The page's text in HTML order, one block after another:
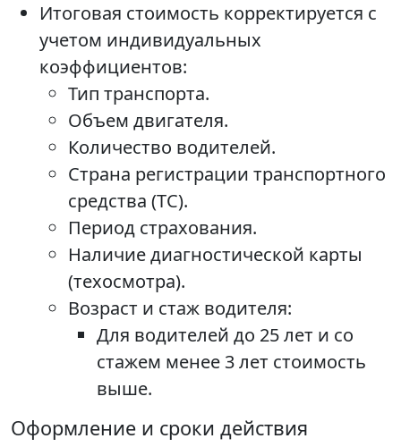
Итоговая стоимость корректируется с
учетом индивидуальных
коэффициентов:
Тип транспорта.
Объем двигателя.
Количество водителей.
Страна регистрации транспортного
средства (ТС).
Период страхования.
Наличие диагностической карты
(техосмотра).
Возраст и стаж водителя:
Для водителей до 25 лет и со
стажем менее 3 лет стоимость
выше.
Оформление и сроки действия